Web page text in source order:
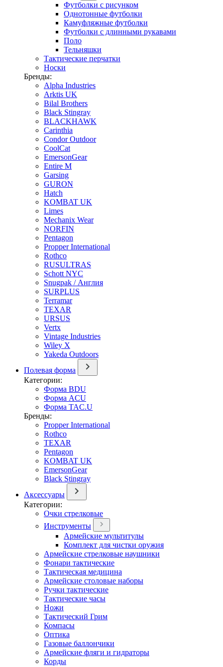
Футболки с рисунком
Однотонные футболки
Камуфляжные футболки
Футболки с длинными рукавами
Поло
Тельняшки
Тактические перчатки
Носки
Бренды:
Alpha Industries
Arktis UK
Bilal Brothers
Black Stingray
BLACKHAWK
Carinthia
Condor Outdoor
CoolCat
EmersonGear
Entire M
Garsing
GURON
Hatch
KOMBAT UK
Limes
Mechanix Wear
NORFIN
Pentagon
Propper International
Rothco
RUSULTRAS
Schott NYC
Snugpak / Англия
SURPLUS
Terramar
TEXAR
URSUS
Vertx
Vintage Industries
Wiley X
Yakeda Outdoors
Полевая форма
Категории:
Форма BDU
Форма ACU
Форма TAC.U
Бренды:
Propper International
Rothco
TEXAR
Pentagon
KOMBAT UK
EmersonGear
Black Stingray
Аксессуары
Категории:
Очки стрелковые
Инструменты
Армейские мультитулы
Комплект для чистки оружия
Армейские стрелковые наушники
Фонари тактические
Тактическая медицина
Армейские столовые наборы
Ручки тактические
Тактические часы
Ножи
Тактический Грим
Компасы
Оптика
Газовые баллончики
Армейские фляги и гидраторы
Корды